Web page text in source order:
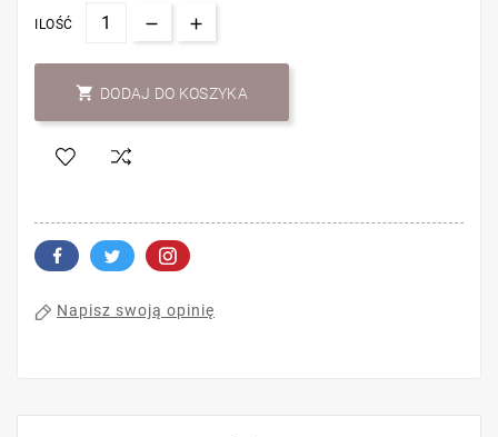
ILOŚĆ
 DODAJ DO KOSZYKA
Napisz swoją opinię